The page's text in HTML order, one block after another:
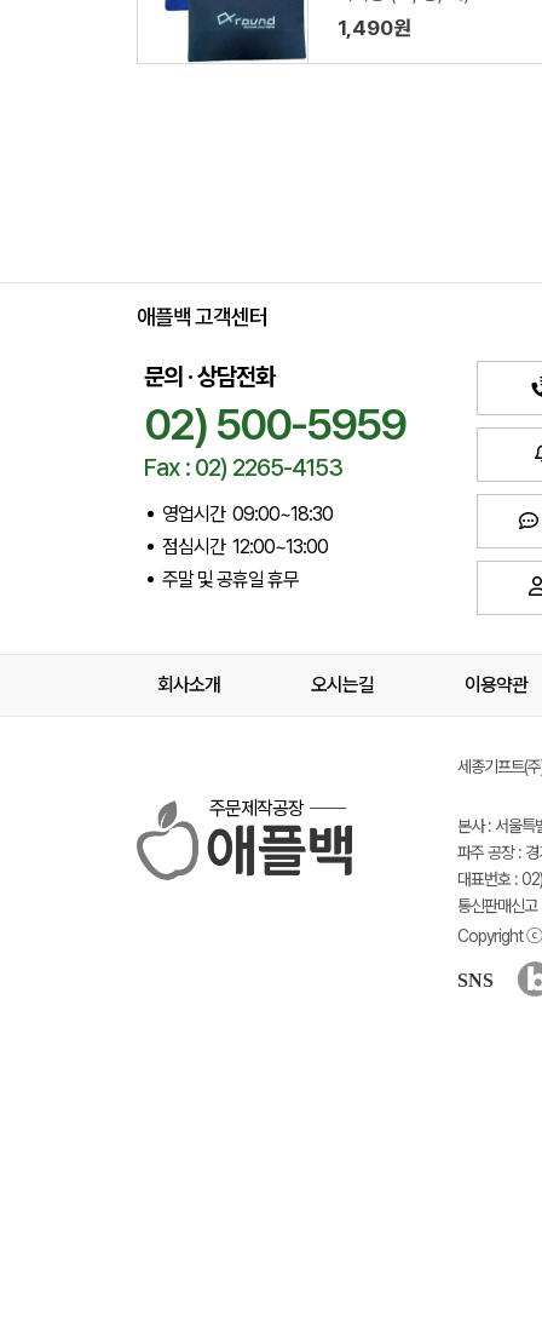
1,490원
애플백 고객센터
문의 · 상담전화
02) 500-5959
Fax : 02) 2265-4153
영업시간 09:00~18:30
점심시간 12:00~13:00
주말 및 공휴일 휴무
회사소개 오시는길 이용약관
주문제작공장
세종기프트(
본사 : 서울
파주 공장 :
대표번호 :
통신판매신
Copyright ⓒ
SNS